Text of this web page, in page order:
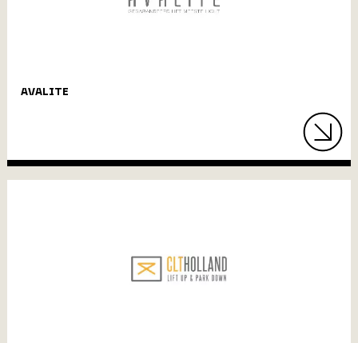
AVALITE